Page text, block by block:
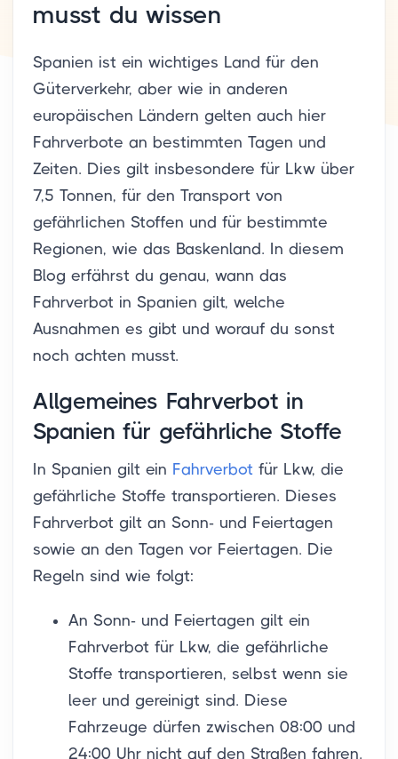
musst du wissen
Spanien ist ein wichtiges Land für den
Güterverkehr, aber wie in anderen
europäischen Ländern gelten auch hier
Fahrverbote an bestimmten Tagen und
Zeiten. Dies gilt insbesondere für Lkw über
7,5 Tonnen, für den Transport von
gefährlichen Stoffen und für bestimmte
Regionen, wie das Baskenland. In diesem
Blog erfährst du genau, wann das
Fahrverbot in Spanien gilt, welche
Ausnahmen es gibt und worauf du sonst
noch achten musst.
Allgemeines Fahrverbot in
Spanien für gefährliche Stoffe
In Spanien gilt ein Fahrverbot für Lkw, die
gefährliche Stoffe transportieren. Dieses
Fahrverbot gilt an Sonn- und Feiertagen
sowie an den Tagen vor Feiertagen. Die
Regeln sind wie folgt:
An Sonn- und Feiertagen gilt ein
Fahrverbot für Lkw, die gefährliche
Stoffe transportieren, selbst wenn sie
leer und gereinigt sind. Diese
Fahrzeuge dürfen zwischen 08:00 und
24:00 Uhr nicht auf den Straßen fahren.